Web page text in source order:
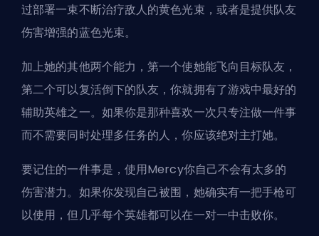
过部署一束不断治疗敌人的黄色光束，或者是提供队友
伤害增强的蓝色光束。
加上她的其他两个能力，第一个使她能飞向目标队友，
第二个可以复活倒下的队友，你就拥有了游戏中最好的
辅助英雄之一。如果你是那种喜欢一次只专注做一件事
而不需要同时处理多任务的人，你应该绝对主打她。
要记住的一件事是，使用Mercy你自己不会有太多的
伤害潜力。如果你发现自己被围，她确实有一把手枪可
以使用，但几乎每个英雄都可以在一对一中击败你。